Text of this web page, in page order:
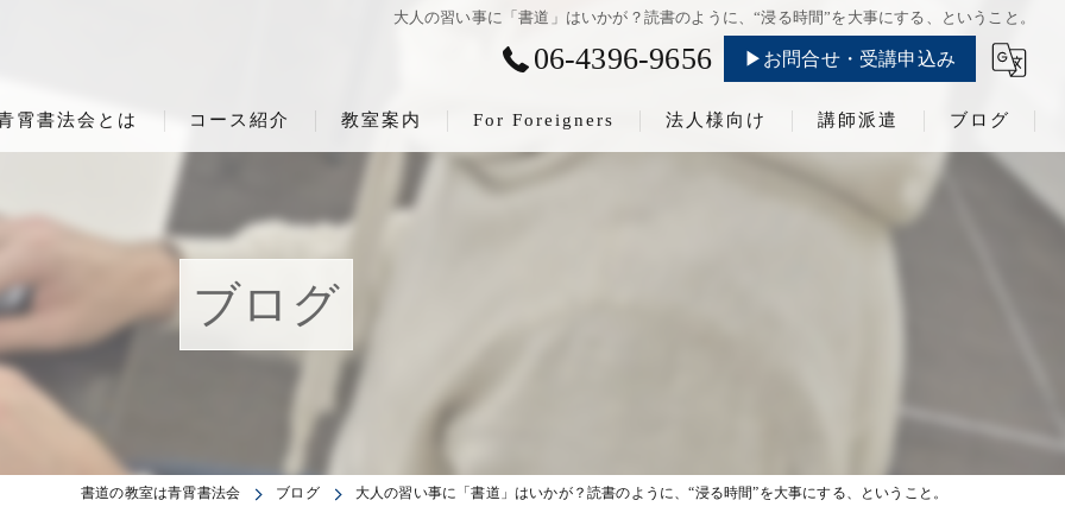
大人の習い事に「書道」はいかが？読書のように、“浸る時間”を大事にする、ということ。
06-4396-9656 ▶お問合せ・受講申込み
霄書法会とは コース紹介 教室案内 For Foreigners 法人様向け 講師派遣 ブログ
ブログ
書道の教室は青霄書法会 ブログ 大人の習い事に「書道」はいかが？読書のように、“浸る時間”を大事にする、ということ。